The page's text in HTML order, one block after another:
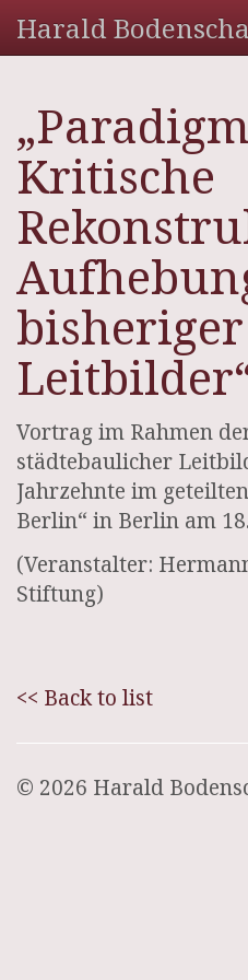
Harald
Kritische
bisheriger
Vortrag im Rahmen
städtebaulicher
Jahrzehnte im
Berlin“ in Berlin am
(Veranstalter:
Stiftung)
<< Back to list
© 2026 Harald